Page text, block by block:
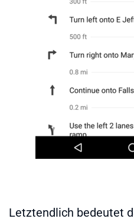
Letztendlich bedeutet